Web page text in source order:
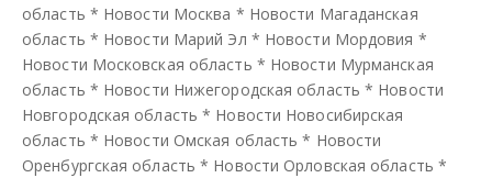
область * Новости Москва * Новости Магаданская
область * Новости Марий Эл * Новости Мордовия *
Новости Московская область * Новости Мурманская
область * Новости Нижегородская область * Новости
Новгородская область * Новости Новосибирская
область * Новости Омская область * Новости
Оренбургская область * Новости Орловская область *